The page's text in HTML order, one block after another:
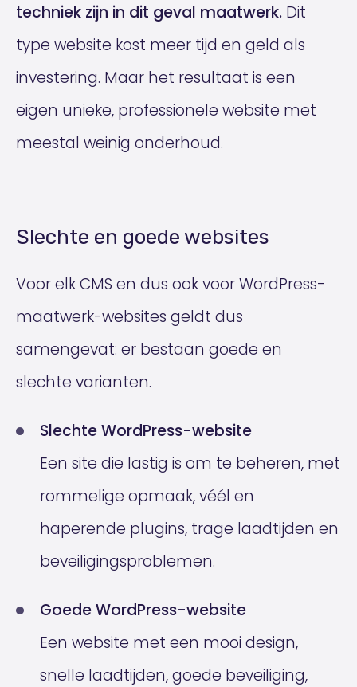
techniek zijn in dit geval maatwerk. Dit
type website kost meer tijd en geld als
investering. Maar het resultaat is een
eigen unieke, professionele website met
meestal weinig onderhoud.
Slechte en goede websites
Voor elk CMS en dus ook voor WordPress-
maatwerk-websites geldt dus
samengevat: er bestaan goede en
slechte varianten.
Slechte WordPress-website
Een site die lastig is om te beheren, met
rommelige opmaak, véél en
haperende plugins, trage laadtijden en
beveiligingsproblemen.
Goede WordPress-website
Een website met een mooi design,
snelle laadtijden, goede beveiliging,